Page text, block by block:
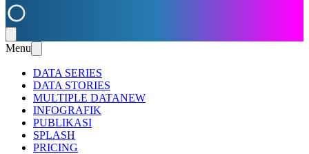
Menu
DATA SERIES
DATA STORIES
MULTIPLE DATANEW
INFOGRAFIK
PUBLIKASI
SPLASH
PRICING